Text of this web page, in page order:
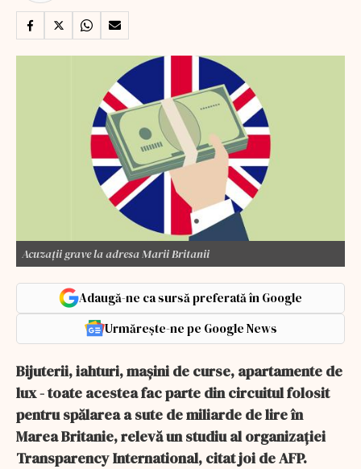
Acuzații grave la adresa Marii Britanii
Adaugă-ne ca sursă preferată în Google
Urmărește-ne pe Google News
Bijuterii, iahturi, maşini de curse, apartamente de
lux - toate acestea fac parte din circuitul folosit
pentru spălarea a sute de miliarde de lire în
Marea Britanie, relevă un studiu al organizaţiei
Transparency International, citat joi de AFP.